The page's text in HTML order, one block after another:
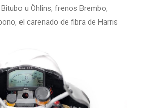
u Öhlins, frenos Brembo,
el carenado de fibra de Harris